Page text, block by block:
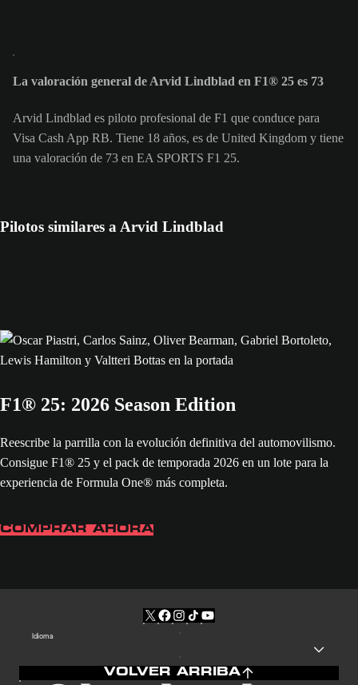
La valoración general de Arvid Lindblad en F1® 25 es 73
Arvid Lindblad es piloto profesional de F1 que conduce para
Visa Cash App RB. Tiene 18 años, es de United Kingdom y tiene
una valoración de 73 en EA SPORTS F1 25.
Pilotos similares a Arvid Lindblad
F1® 25: 2026 Season Edition
Reescribe la parrilla con la evolución definitiva del automovilismo.
Consigue F1® 25 y el pack de temporada 2026 en un lote para la
experiencia de Formula One® más completa.
COMPRAR AHORA
Idioma
VOLVER ARRIBA